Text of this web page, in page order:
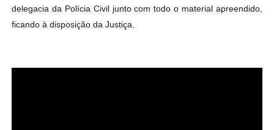
delegacia da Polícia Civil junto com todo o material apreendido,
ficando à disposição da Justiça.